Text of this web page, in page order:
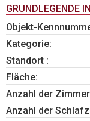
GRUNDLEGENDE
Objekt-
Kategorie:
Standort :
Fläche:
Anzahl der
Anzahl der